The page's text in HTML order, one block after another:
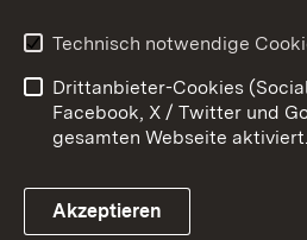
Link zum Landesportal
Barrierefreiheit
Impressum
Technisch notwendige
Drittanbieter-Cookies
Facebook, X / Twitter und
gesamten Webseite
Akzeptieren